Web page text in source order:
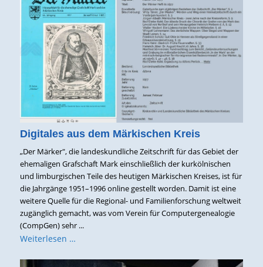
Digitales aus dem Märkischen Kreis
„Der Märker", die landeskundliche Zeitschrift für das Gebiet der
ehemaligen Grafschaft Mark einschließlich der kurkölnischen
und limburgischen Teile des heutigen Märkischen Kreises, ist für
die Jahrgänge 1951–1996 online gestellt worden. Damit ist eine
weitere Quelle für die Regional- und Familienforschung weltweit
zugänglich gemacht, was vom Verein für Computergenealogie
(CompGen) sehr ...
Weiterlesen …